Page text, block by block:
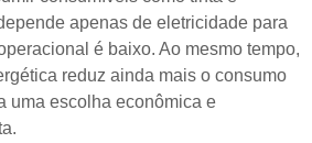
apenas de eletricidade para
é baixo. Ao mesmo tempo,
reduz ainda mais o consumo
uma escolha econômica e